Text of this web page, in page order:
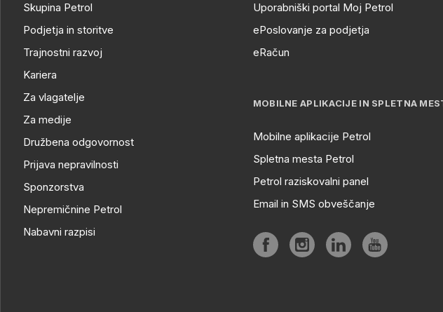
Skupina Petrol
Podjetja in storitve
Trajnostni razvoj
Kariera
Za vlagatelje
Za medije
Družbena odgovornost
Prijava nepravilnosti
Sponzorstva
Nepremičnine Petrol
Nabavni razpisi
Uporabniški portal Moj Petrol
ePoslovanje za podjetja
eRačun
MOBILNE APLIKACIJE IN SPLETNA
Mobilne aplikacije Petrol
Spletna mesta Petrol
Petrol raziskovalni panel
Email in SMS obveščanje